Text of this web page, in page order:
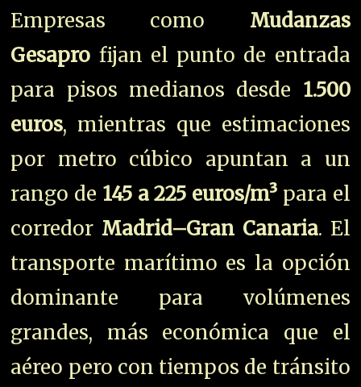
Empresas como Mudanzas
Gesapro fijan el punto de entrada
para pisos medianos desde 1.500
euros, mientras que estimaciones
por metro cúbico apuntan a un
rango de 145 a 225 euros/m³ para el
corredor Madrid–Gran Canaria. El
transporte marítimo es la opción
dominante para volúmenes
grandes, más económica que el
aéreo pero con tiempos de tránsito